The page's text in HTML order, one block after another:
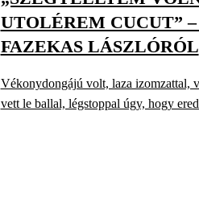
UTOLÉREM CUCUT”
FAZEKAS LÁSZLÓRÓL
Vékonydongájú volt, laza izomzattal,
vett le ballal, légstoppal úgy, hogy